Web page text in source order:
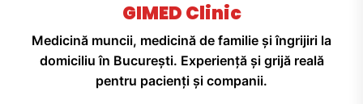
GIMED Clinic
Medicină muncii, medicină de familie și îngrijiri la
domiciliu în București. Experiență și grijă reală
pentru pacienți și companii.